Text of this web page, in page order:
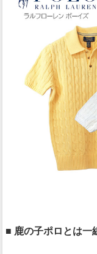
■ 鹿の子ポロとは一